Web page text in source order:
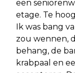
een
etage. Te
Ik was bang
zou wennen,
behang, de
krabpaal en